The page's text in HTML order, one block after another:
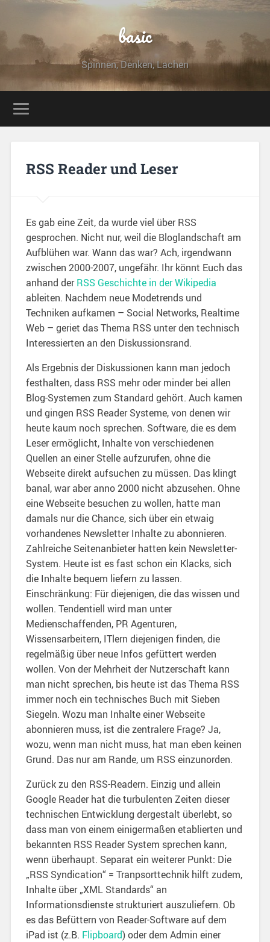
basic
Spinnen, Denken, Lachen
RSS Reader und Leser
Es gab eine Zeit, da wurde viel über RSS
gesprochen. Nicht nur, weil die Bloglandschaft am
Aufblühen war. Wann das war? Ach, irgendwann
zwischen 2000-2007, ungefähr. Ihr könnt Euch das
anhand derRSS Geschichte in der Wikipedia
ableiten. Nachdem neue Modetrends und
Techniken aufkamen – Social Networks, Realtime
Web – geriet das Thema RSS unter den technisch
Interessierten an den Diskussionsrand.
Als Ergebnis der Diskussionen kann man jedoch
festhalten, dass RSS mehr oder minder bei allen
Blog-Systemen zum Standard gehört. Auch kamen
und gingen RSS Reader Systeme, von denen wir
heute kaum noch sprechen. Software, die es dem
Leser ermöglicht, Inhalte von verschiedenen
Quellen an einer Stelle aufzurufen, ohne die
Webseite direkt aufsuchen zu müssen. Das klingt
banal, war aber anno 2000 nicht abzusehen. Ohne
eine Webseite besuchen zu wollen, hatte man
damals nur die Chance, sich über ein etwaig
vorhandenes Newsletter Inhalte zu abonnieren.
Zahlreiche Seitenanbieter hatten kein Newsletter-
System. Heute ist es fast schon ein Klacks, sich
die Inhalte bequem liefern zu lassen.
Einschränkung: Für diejenigen, die das wissen und
wollen. Tendentiell wird man unter
Medienschaffenden, PR Agenturen,
Wissensarbeitern, ITlern diejenigen finden, die
regelmäßig über neue Infos gefüttert werden
wollen. Von der Mehrheit der Nutzerschaft kann
man nicht sprechen, bis heute ist das Thema RSS
immer noch ein technisches Buch mit Sieben
Siegeln. Wozu man Inhalte einer Webseite
abonnieren muss, ist die zentralere Frage? Ja,
wozu, wenn man nicht muss, hat man eben keinen
Grund. Das nur am Rande, um RSS einzunorden.
Zurück zu den RSS-Readern. Einzig und allein
Google Reader hat die turbulenten Zeiten dieser
technischen Entwicklung dergestalt überlebt, so
dass man von einem einigermaßen etablierten und
bekannten RSS Reader System sprechen kann,
wenn überhaupt. Separat ein weiterer Punkt: Die
„RSS Syndication“ = Tranpsorttechnik hilft zudem,
Inhalte über „XML Standards“ an
Informationsdienste strukturiert auszuliefern. Ob
es das Befüttern von Reader-Software auf dem
iPad ist (z.B. Flipboard) oder dem Admin einer